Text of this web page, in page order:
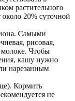
растительного
20% суточной
Самыми
рисовая,
молоке. Чтобы
кашу нужно
нарезанным
Кормить
не